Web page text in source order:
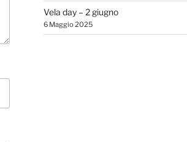
Vela day – 2 giugno
6 Maggio 2025